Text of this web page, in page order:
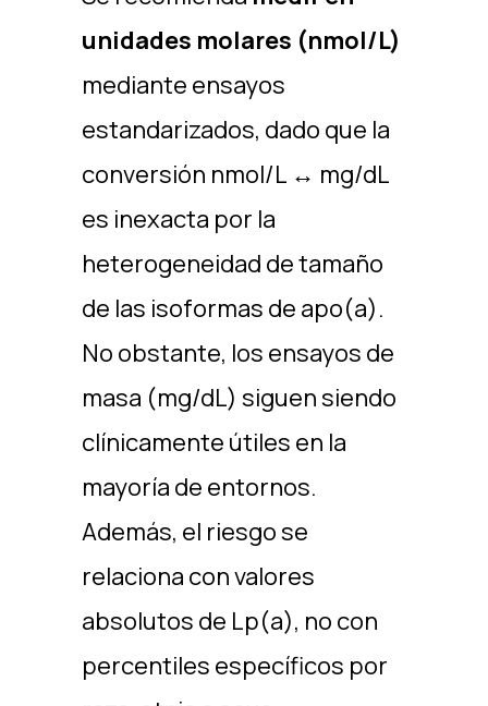
unidades molares (nmol/L)
mediante ensayos
estandarizados, dado que la
conversión nmol/L ↔ mg/dL
es inexacta por la
heterogeneidad de tamaño
de las isoformas de apo(a).
No obstante, los ensayos de
masa (mg/dL) siguen siendo
clínicamente útiles en la
mayoría de entornos.
Además, el riesgo se
relaciona con valores
absolutos de Lp(a), no con
percentiles específicos por